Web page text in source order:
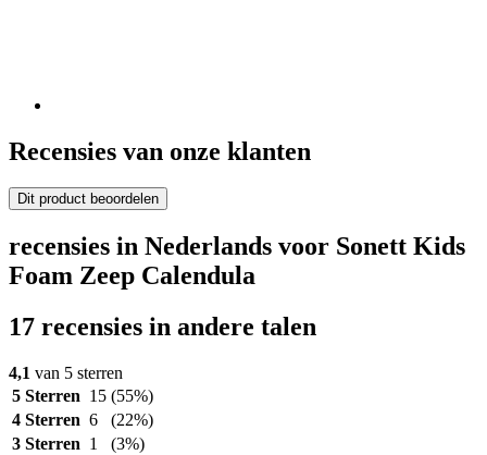
Recensies van onze klanten
Dit product beoordelen
recensies in Nederlands voor Sonett Kids
Foam Zeep Calendula
17 recensies in andere talen
4,1 van 5 sterren
5 Sterren 15 (55%)
4 Sterren 6
(22%)
3 Sterren 1
(3%)